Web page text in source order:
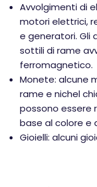
Avvolgimenti di
motori elettrici,
e generatori. Gli
sottili di rame
ferromagnetico.
Monete: alcune
rame e nichel
possono essere
base al colore e
Gioielli: alcuni